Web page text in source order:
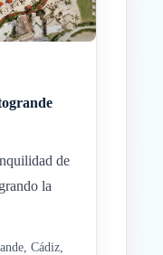
de
la
Cádiz,